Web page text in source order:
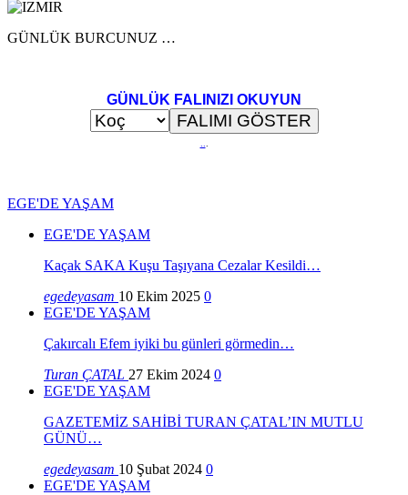
GÜNLÜK BURCUNUZ …
GÜNLÜK FALINIZI OKUYUN
...
EGE'DE YAŞAM
EGE'DE YAŞAM
Kaçak SAKA Kuşu Taşıyana Cezalar Kesildi…
egedeyasam 10 Ekim 2025 0
EGE'DE YAŞAM
Çakırcalı Efem iyiki bu günleri görmedin…
Turan ÇATAL 27 Ekim 2024 0
EGE'DE YAŞAM
GAZETEMİZ SAHİBİ TURAN ÇATAL’IN MUTLU
GÜNÜ…
egedeyasam 10 Şubat 2024 0
EGE'DE YAŞAM